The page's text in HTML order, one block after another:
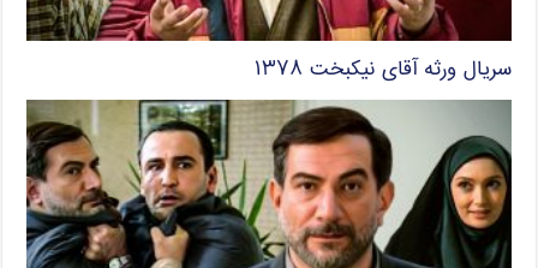
سریال ورثه آقای نیکبخت ۱۳۷۸